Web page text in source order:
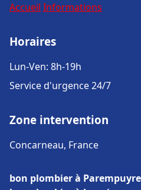
Accueil Informations
Horaires
Lun-Ven: 8h-19h
Service d'urgence 24/7
Zone intervention
Concarneau, France
bon plombier à Parempuyre